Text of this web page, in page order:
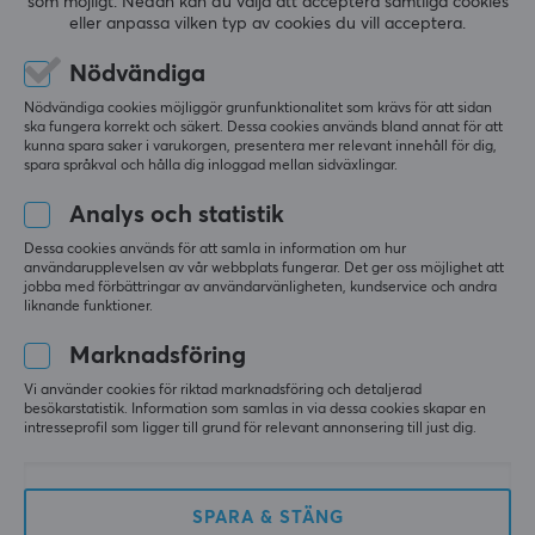
499 kr
Nattlampa
129 kr
IMOU
Ranger RC 2K
(0)
ZigBee Gateway
Dongle-LMG21 Home
Assistant, openHAB,
eller anpassa vilken typ av cookies du vill acceptera.
Nödvändiga
Nödvändiga cookies möjliggör grunfunktionalitet som krävs för att sidan
ska fungera korrekt och säkert. Dessa cookies används bland annat för att
kunna spara saker i varukorgen, presentera mer relevant innehåll för dig,
spara språkval och hålla dig inloggad mellan sidväxlingar.
Analys och statistik
Dessa cookies används för att samla in information om hur
användarupplevelsen av vår webbplats fungerar. Det ger oss möjlighet att
jobba med förbättringar av användarvänligheten, kundservice och andra
liknande funktioner.
Marknadsföring
Vi använder cookies för riktad marknadsföring och detaljerad
besökarstatistik. Information som samlas in via dessa cookies skapar en
intresseprofil som ligger till grund för relevant annonsering till just dig.
SPARA & STÄNG